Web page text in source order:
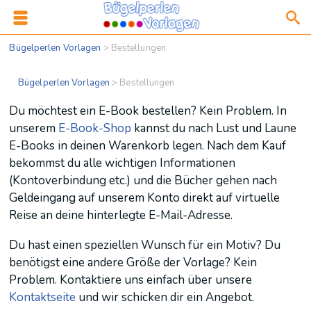
Bügelperlen Vorlagen > Bestellungen
Bügelperlen Vorlagen > Bestellungen
Du möchtest ein E-Book bestellen? Kein Problem. In
unserem E-Book-Shop kannst du nach Lust und Laune
E-Books in deinen Warenkorb legen. Nach dem Kauf
bekommst du alle wichtigen Informationen
(Kontoverbindung etc.) und die Bücher gehen nach
Geldeingang auf unserem Konto direkt auf virtuelle
Reise an deine hinterlegte E-Mail-Adresse.
Du hast einen speziellen Wunsch für ein Motiv? Du
benötigst eine andere Größe der Vorlage? Kein
Problem. Kontaktiere uns einfach über unsere
Kontaktseite und wir schicken dir ein Angebot.